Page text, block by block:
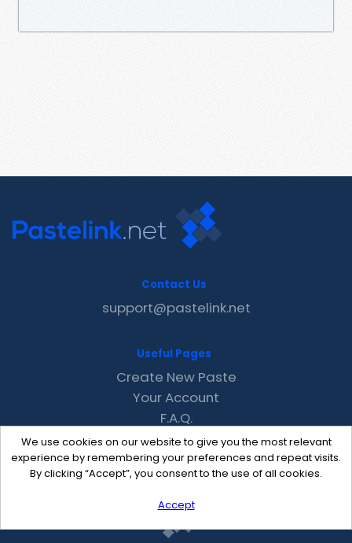
We use cookies on our website to give you the most relevant
experience by remembering your preferences and repeat visits.
By clicking “Accept”, you consent to the use of all cookies.
Accept
Contact Us
support@pastelink.net
Useful Pages
Create New Paste
Your Account
F.A.Q.
Recent
Contact